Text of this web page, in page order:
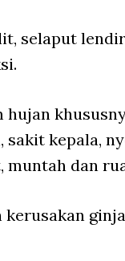
selaput
kepala,
muntah dan